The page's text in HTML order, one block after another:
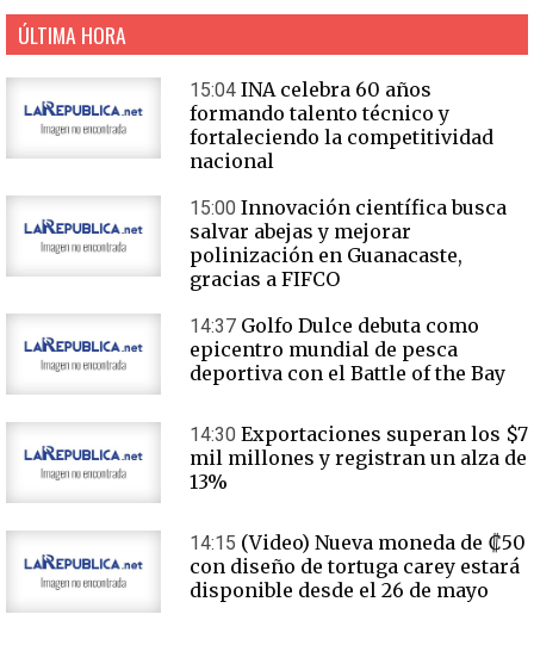
ÚLTIMA HORA
15:04 INA celebra 60 años
formando talento técnico y
fortaleciendo la competitividad
nacional
15:00 Innovación científica busca
salvar abejas y mejorar
polinización en Guanacaste,
gracias a FIFCO
14:37 Golfo Dulce debuta como
epicentro mundial de pesca
deportiva con el Battle of the Bay
14:30 Exportaciones superan los $7
mil millones y registran un alza de
13%
14:15 (Video) Nueva moneda de ₡50
con diseño de tortuga carey estará
disponible desde el 26 de mayo